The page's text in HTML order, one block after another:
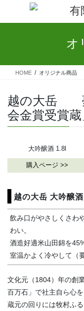
テ
ス
ゲ
ン
オ
HOME オリジナル商品
越の大岳
会金賞受賞蔵
大吟醸酒 1.8l
購入ページ >>
越の大岳 大吟醸酒
飲み口がやさしくさわ
わい。
酒造好適米山田錦を
室温かよく冷やして（
文化元（1804）年の創
百万石」で社主自ら心
蔵元の回りには牧村ふ